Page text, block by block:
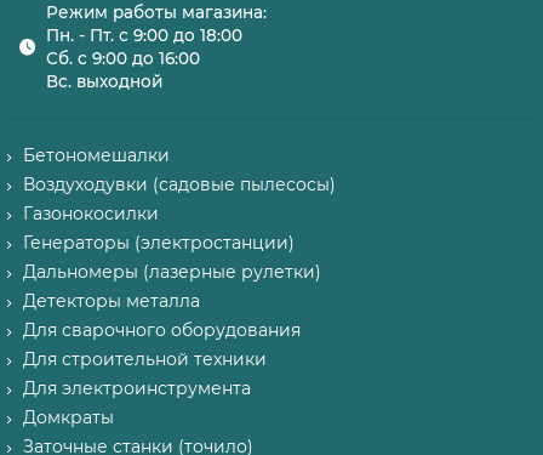
Режим работы магазина:
Пн. - Пт. с 9:00 до 18:00
Сб. с 9:00 до 16:00
Вс. выходной
Бетономешалки
Воздуходувки (садовые пылесосы)
Газонокосилки
Генераторы (электростанции)
Дальномеры (лазерные рулетки)
Детекторы металла
Для сварочного оборудования
Для строительной техники
Для электроинструмента
Домкраты
Заточные станки (точило)